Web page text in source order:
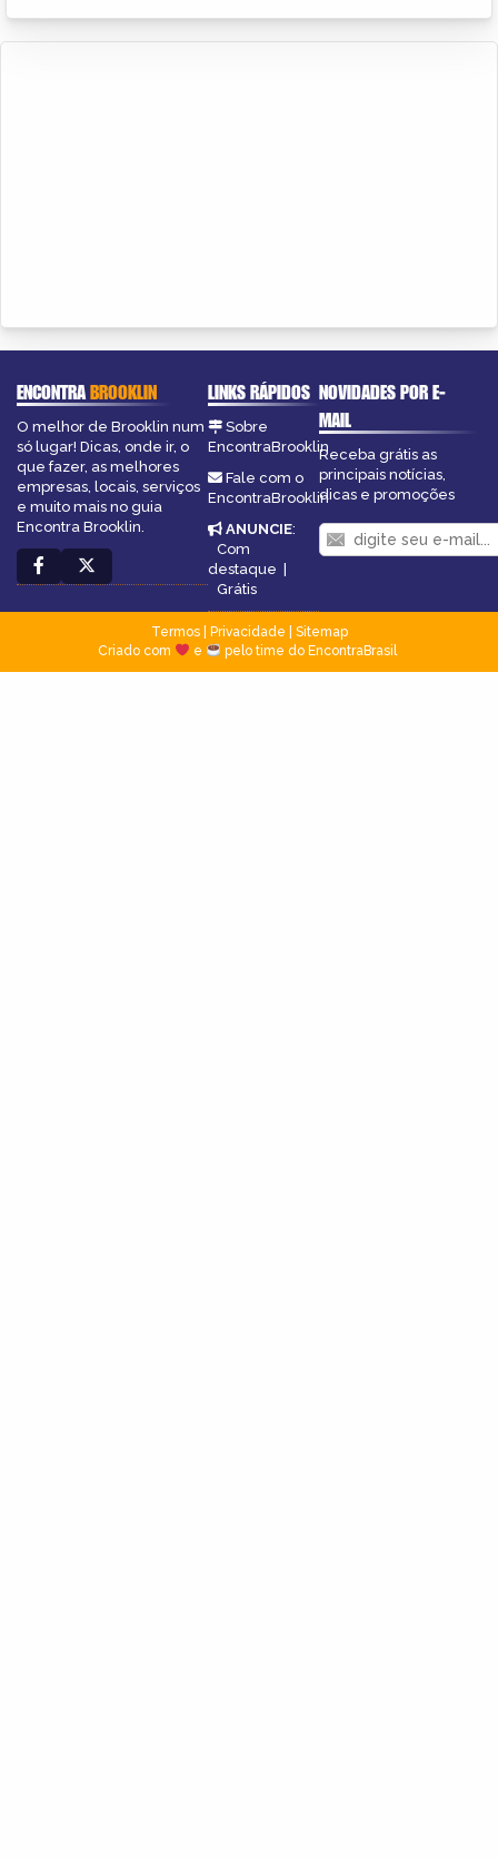
ENCONTRABROOKLIN
O melhor de Brooklin num
só lugar! Dicas, onde ir, o
que fazer, as melhores
empresas, locais, serviços
e muito mais no guia
Encontra Brooklin.
LINKS RÁPIDOS
Sobre
EncontraBrooklin
Fale com o
EncontraBrooklin
ANUNCIE:
Com
destaque |
Grátis
NOVIDADES POR E-
MAIL
Receba grátis as
principais notícias,
dicas e promoções
Termos| Privacidade
Sitemap
Criado com
e pelo time do EncontraBrasil